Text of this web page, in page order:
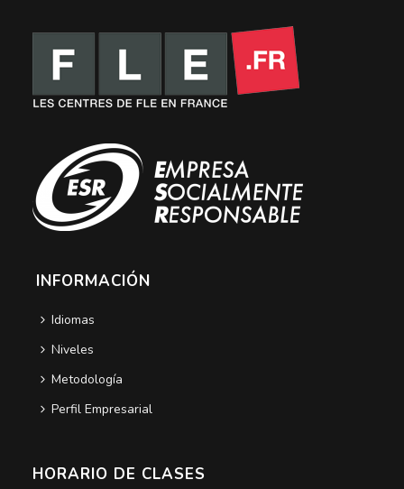
INFORMACIÓN
Idiomas
Niveles
Metodología
Perfil Empresarial
HORARIO DE CLASES